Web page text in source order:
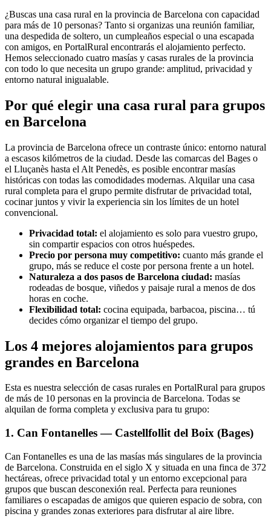
¿Buscas una casa rural en la provincia de Barcelona con capacidad
para más de 10 personas? Tanto si organizas una reunión familiar,
una despedida de soltero, un cumpleaños especial o una escapada
con amigos, en PortalRural encontrarás el alojamiento perfecto.
Hemos seleccionado cuatro masías y casas rurales de la provincia
con todo lo que necesita un grupo grande: amplitud, privacidad y
entorno natural inigualable.
Por qué elegir una casa rural para grupos
en Barcelona
La provincia de Barcelona ofrece un contraste único: entorno natural
a escasos kilómetros de la ciudad. Desde las comarcas del Bages o
el Lluçanès hasta el Alt Penedès, es posible encontrar masías
históricas con todas las comodidades modernas. Alquilar una casa
rural completa para el grupo permite disfrutar de privacidad total,
cocinar juntos y vivir la experiencia sin los límites de un hotel
convencional.
Privacidad total: el alojamiento es solo para vuestro grupo,
sin compartir espacios con otros huéspedes.
Precio por persona muy competitivo: cuanto más grande el
grupo, más se reduce el coste por persona frente a un hotel.
Naturaleza a dos pasos de Barcelona ciudad: masías
rodeadas de bosque, viñedos y paisaje rural a menos de dos
horas en coche.
Flexibilidad total: cocina equipada, barbacoa, piscina… tú
decides cómo organizar el tiempo del grupo.
Los 4 mejores alojamientos para grupos
grandes en Barcelona
Esta es nuestra selección de casas rurales en PortalRural para grupos
de más de 10 personas en la provincia de Barcelona. Todas se
alquilan de forma completa y exclusiva para tu grupo:
1. Can Fontanelles — Castellfollit del Boix (Bages)
Can Fontanelles es una de las masías más singulares de la provincia
de Barcelona. Construida en el siglo X y situada en una finca de 372
hectáreas, ofrece privacidad total y un entorno excepcional para
grupos que buscan desconexión real. Perfecta para reuniones
familiares o escapadas de amigos que quieren espacio de sobra, con
piscina y grandes zonas exteriores para disfrutar al aire libre.